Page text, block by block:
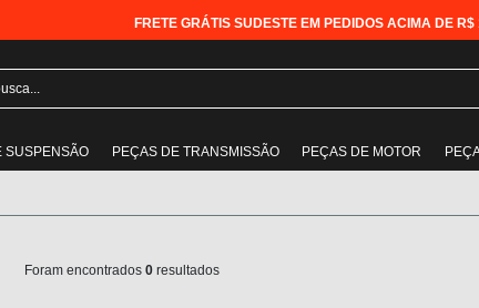
FRETE GRÁTIS SUDESTE EM PEDIDOS ACIMA DE R$
SUSPENSÃO PEÇAS DE TRANSMISSÃO PEÇAS DE MOTOR
Foram encontrados 0 resultados